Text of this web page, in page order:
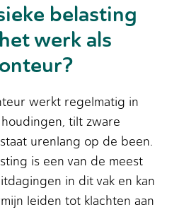
belasting
werk als
werkt regelmatig in
tilt zware
urenlang op de been.
is een van de meest
in dit vak en kan
leiden tot klachten aan